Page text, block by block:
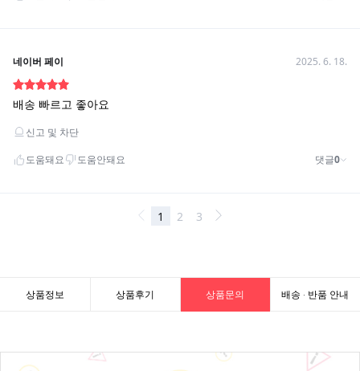
상품정보 상품후기 상품문의 배송 · 반품 안내